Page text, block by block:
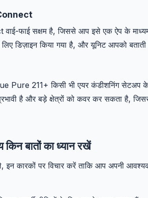
फाई सक्षम है, जिससे आप इसे एक ऐप के
डिज़ाइन किया गया है, और यूनिट आपको
Pure 211+ किसी भी एयर कंडीशनिंग सेटअप
है और बड़े क्षेत्रों को कवर कर सकता है, जिससे
किन बातों का ध्यान रखें
इन कारकों पर विचार करें ताकि आप अपनी